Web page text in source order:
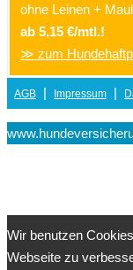
ohne Leinen +
ab 5,15 €/mtl.!
≫ zum
AGB | Impressum |
Wir benutzen
Webseite zu